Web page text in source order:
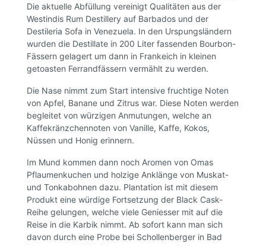
Die aktuelle Abfüllung vereinigt Qualitäten aus der
Westindis Rum Destillery auf Barbados und der
Destileria Sofa in Venezuela. In den Urspungsländern
wurden die Destillate in 200 Liter fassenden Bourbon-
Fässern gelagert um dann in Frankeich in kleinen
getoasten Ferrandfässern vermählt zu werden.
Die Nase nimmt zum Start intensive fruchtige Noten
von Apfel, Banane und Zitrus war. Diese Noten werden
begleitet von würzigen Anmutungen, welche an
Kaffekränzchennoten von Vanille, Kaffe, Kokos,
Nüssen und Honig erinnern.
Im Mund kommen dann noch Aromen von Omas
Pflaumenkuchen und holzige Anklänge von Muskat-
und Tonkabohnen dazu. Plantation ist mit diesem
Produkt eine würdige Fortsetzung der Black Cask-
Reihe gelungen, welche viele Geniesser mit auf die
Reise in die Karbik nimmt. Ab sofort kann man sich
davon durch eine Probe bei Schollenberger in Bad